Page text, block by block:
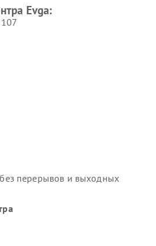
Evga:
107
перерывов и выходных